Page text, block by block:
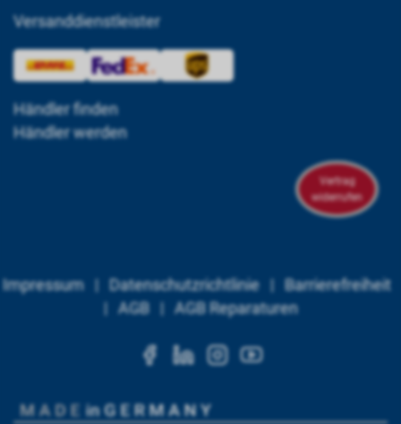
Versanddienstleister
Händler finden
Händler werden
Vertrag
widerrufen
Impressum| Datenschutzrichtlinie| Barrierefreiheit
|AGB|AGB Reparaturen
https://
https://https://https://